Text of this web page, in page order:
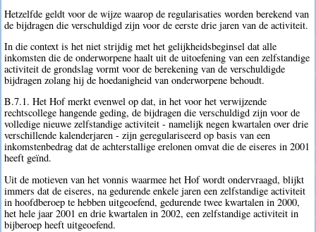
Hetzelfde geldt voor de wijze waarop de regularisaties worden berekend van
de bijdragen die verschuldigd zijn voor de eerste drie jaren van de activiteit.
In die context is het niet strijdig met het gelijkheidsbeginsel dat alle
inkomsten die de onderworpene haalt uit de uitoefening van een zelfstandige
activiteit de grondslag vormt voor de berekening van de verschuldigde
bijdragen zolang hij de hoedanigheid van onderworpene behoudt.
B.7.1. Het Hof merkt evenwel op dat, in het voor het verwijzende
rechtscollege hangende geding, de bijdragen die verschuldigd zijn voor de
volledige nieuwe zelfstandige activiteit - namelijk negen kwartalen over drie
verschillende kalenderjaren - zijn geregulariseerd op basis van een
inkomstenbedrag dat de achterstallige erelonen omvat die de eiseres in 2001
heeft geïnd.
Uit de motieven van het vonnis waarmee het Hof wordt ondervraagd, blijkt
immers dat de eiseres, na gedurende enkele jaren een zelfstandige activiteit
in hoofdberoep te hebben uitgeoefend, gedurende twee kwartalen in 2000,
het hele jaar 2001 en drie kwartalen in 2002, een zelfstandige activiteit in
bijberoep heeft uitgeoefend.